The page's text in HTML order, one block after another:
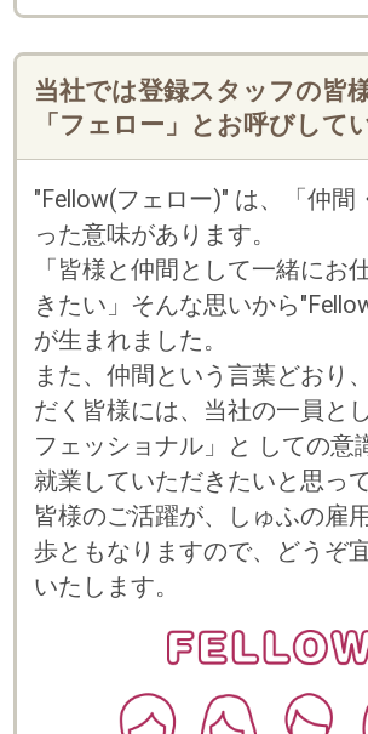
ア」のいずれかのサービスにご登録済みの方は、
お持ちのログインID(メールアドレスかフェロー
コード)とパスワードをご利用いただけます。
プライバシーポリシー
© 2023 b-style smartcareer Inc.